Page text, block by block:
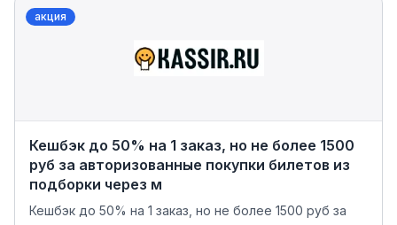
акция
Кешбэк до 50% на 1 заказ, но не более 1500
руб за авторизованные покупки билетов из
подборки через м
Кешбэк до 50% на 1 заказ, но не более 1500 руб за